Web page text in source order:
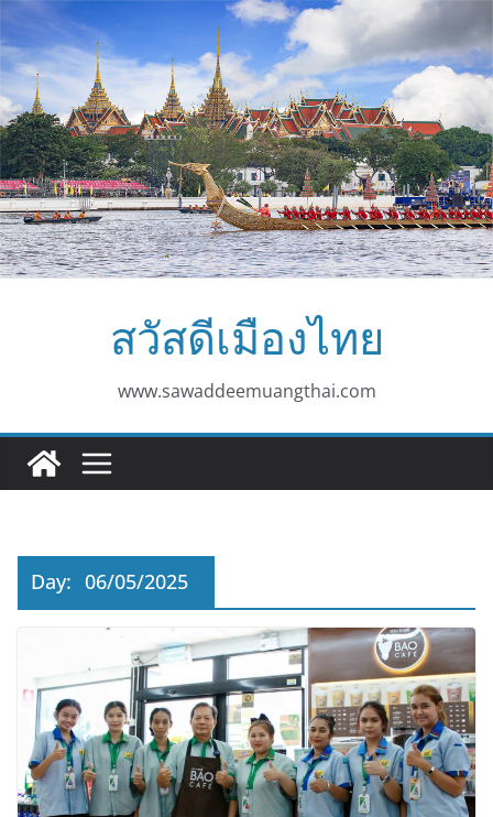
Skip
to
content
สวัสดีเมืองไทย
www.sawaddeemuangthai.com
Day: 06/05/2025